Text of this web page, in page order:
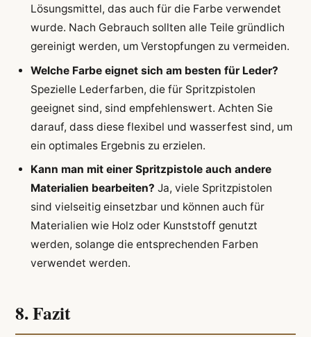
Lösungsmittel, das auch für die Farbe verwendet
wurde. Nach Gebrauch sollten alle Teile gründlich
gereinigt werden, um Verstopfungen zu vermeiden.
Welche Farbe eignet sich am besten für Leder?
Spezielle Lederfarben, die für Spritzpistolen
geeignet sind, sind empfehlenswert. Achten Sie
darauf, dass diese flexibel und wasserfest sind, um
ein optimales Ergebnis zu erzielen.
Kann man mit einer Spritzpistole auch andere
Materialien bearbeiten? Ja, viele Spritzpistolen
sind vielseitig einsetzbar und können auch für
Materialien wie Holz oder Kunststoff genutzt
werden, solange die entsprechenden Farben
verwendet werden.
8. Fazit